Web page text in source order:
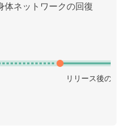
体ネットワークの回復
リリース後の流